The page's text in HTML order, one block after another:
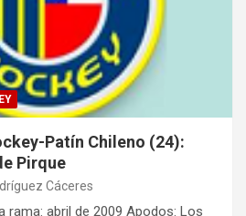
Patín Chileno (24):
Pirque
Cáceres
rama: abril de 2009 Apodos: Los